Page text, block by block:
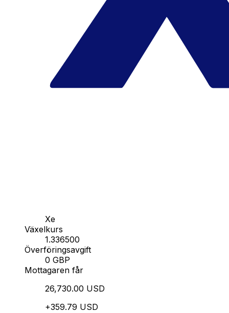
Xe
Växelkurs
1.336500
Överföringsavgift
0 GBP
Mottagaren får
26,730.00 USD
+359.79 USD